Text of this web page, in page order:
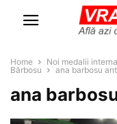
Home
Noi medalii
Bărbosu
ana barbosu
ana